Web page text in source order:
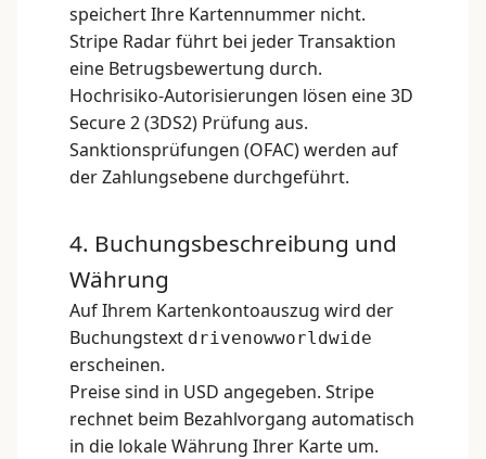
speichert Ihre Kartennummer nicht.
Stripe Radar führt bei jeder Transaktion
eine Betrugsbewertung durch.
Hochrisiko-Autorisierungen lösen eine 3D
Secure 2 (3DS2) Prüfung aus.
Sanktionsprüfungen (OFAC) werden auf
der Zahlungsebene durchgeführt.
4. Buchungsbeschreibung und
Währung
Auf Ihrem Kartenkontoauszug wird der
Buchungstext drivenowworldwide
erscheinen.
Preise sind in USD angegeben. Stripe
rechnet beim Bezahlvorgang automatisch
in die lokale Währung Ihrer Karte um.